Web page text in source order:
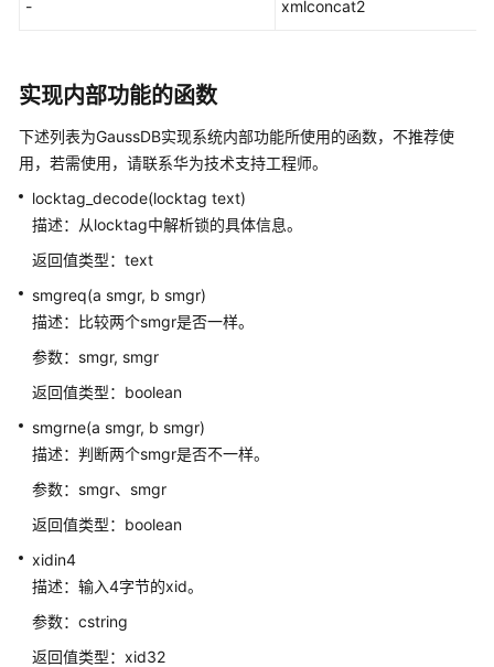
一
览
表
语
法
一
表
DCL
法
一
览
SQL
附
录
- xmlconcat2
实现内部功能的函数
下述列表为GaussDB实现系统内部功能所使用的函数，不推荐使
用，若需使用，请联系华为技术支持工程师。
locktag_decode(locktag text)
描述：从locktag中解析锁的具体信息。
返回值类型：text
smgreq(a smgr, b smgr)
描述：比较两个smgr是否一样。
参数：smgr, smgr
返回值类型：boolean
smgrne(a smgr, b smgr)
描述：判断两个smgr是否不一样。
参数：smgr、smgr
返回值类型：boolean
xidin4
描述：输入4字节的xid。
参数：cstring
返回值类型：xid32